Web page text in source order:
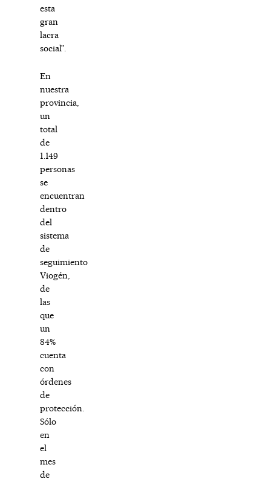
esta
gran
lacra
social”.
En
nuestra
provincia,
un
total
de
1.149
personas
se
encuentran
dentro
del
sistema
de
seguimiento
Viogén,
de
las
que
un
84%
cuenta
con
órdenes
de
protección.
Sólo
en
el
mes
de